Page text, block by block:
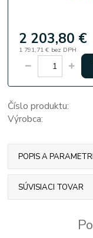
2 203,80 €
1 791,71 € bez DPH
Číslo produktu:
Výrobca:
POPIS A
SÚVISIACI TOVAR